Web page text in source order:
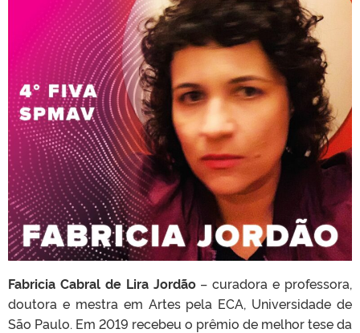
Fabricia Cabral de Lira Jordão– curadora e professora,
doutora e mestra em Artes pela ECA, Universidade de
São Paulo. Em 2019 recebeu o prêmio de melhor tese da